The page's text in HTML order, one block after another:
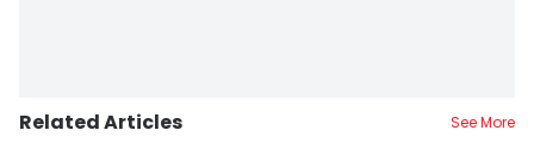
Related Articles See More